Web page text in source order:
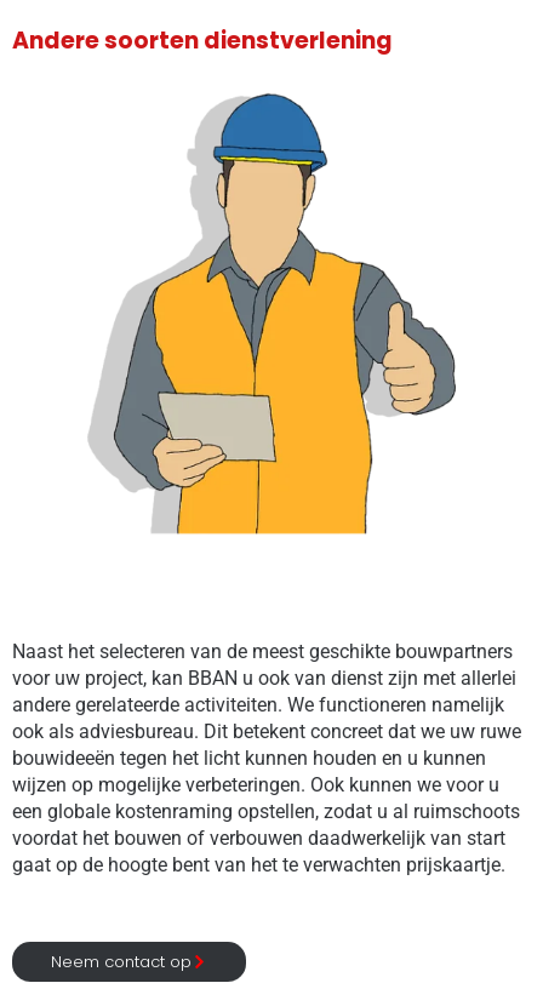
Andere soorten dienstverlening
Naast het selecteren van de meest geschikte bouwpartners
voor uw project, kan BBAN u ook van dienst zijn met allerlei
andere gerelateerde activiteiten. We functioneren namelijk
ook als adviesbureau. Dit betekent concreet dat we uw ruwe
bouwideeën tegen het licht kunnen houden en u kunnen
wijzen op mogelijke verbeteringen. Ook kunnen we voor u
een globale kostenraming opstellen, zodat u al ruimschoots
voordat het bouwen of verbouwen daadwerkelijk van start
gaat op de hoogte bent van het te verwachten prijskaartje.
Neem contact op